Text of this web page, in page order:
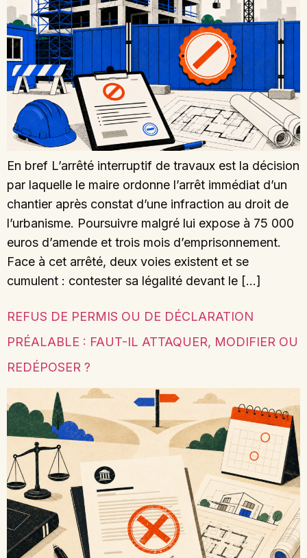
En bref L’arrêté interruptif de travaux est la décision
par laquelle le maire ordonne l’arrêt immédiat d’un
chantier après constat d’une infraction au droit de
l’urbanisme. Poursuivre malgré lui expose à 75 000
euros d’amende et trois mois d’emprisonnement.
Face à cet arrêté, deux voies existent et se
cumulent : contester sa légalité devant le […]
REFUS DE PERMIS OU DE DÉCLARATION
PRÉALABLE : FAUT-IL ATTAQUER, MODIFIER OU
REDÉPOSER ?